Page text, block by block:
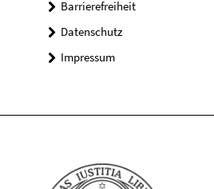
Barrierefreiheit
Datenschutz
Impressum